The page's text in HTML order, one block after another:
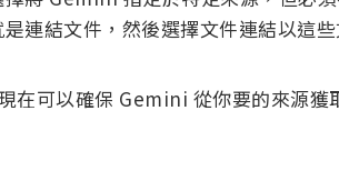
連結文件，然後選擇文件連結以這